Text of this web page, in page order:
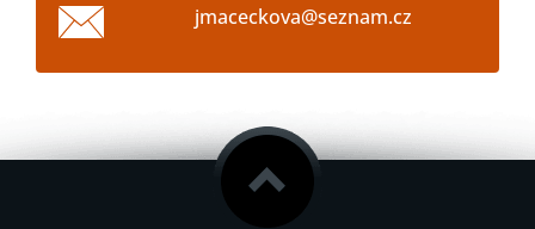
jmaceckova@seznam.cz